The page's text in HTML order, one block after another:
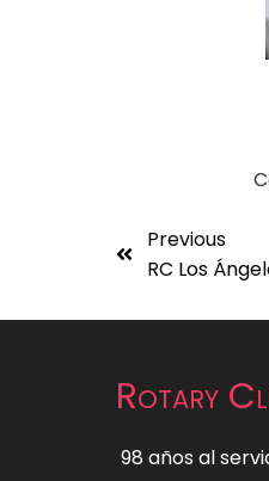
Previous
RC Los
Rotary
98 años al